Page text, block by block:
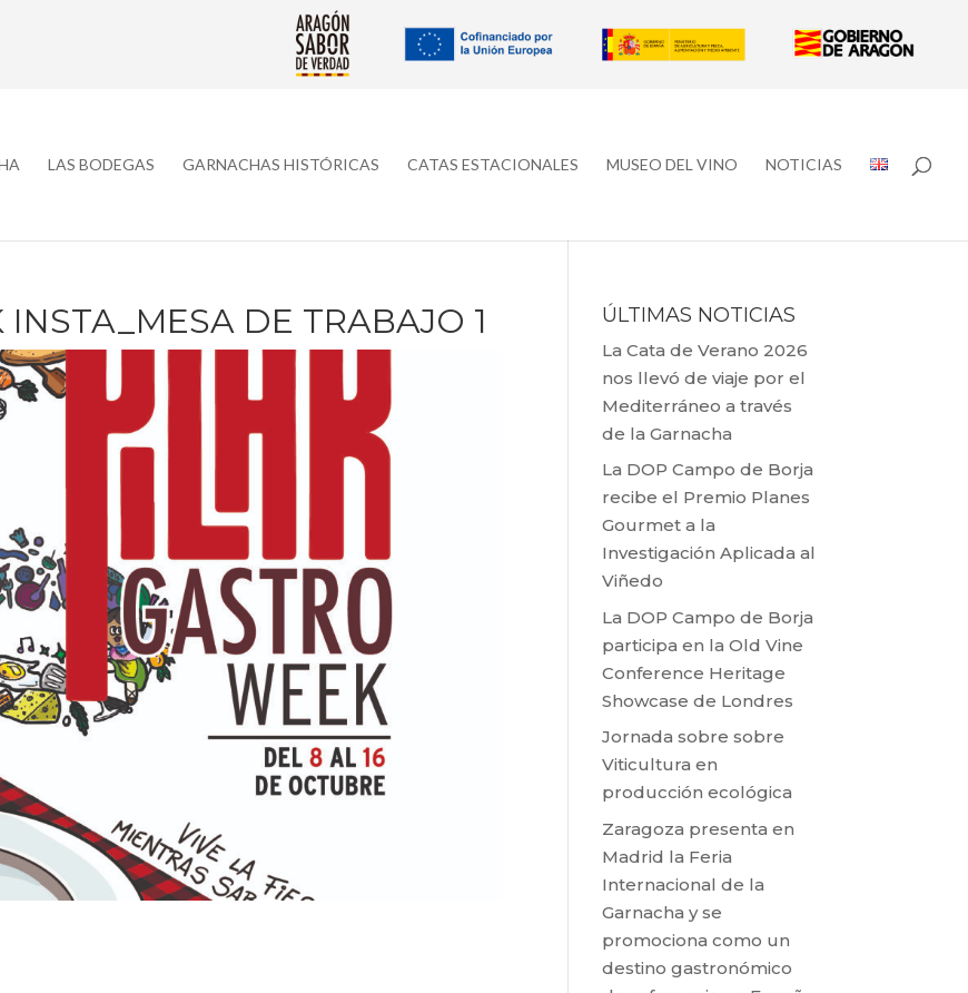
LAS BODEGAS GARNACHAS HISTÓRICAS CATAS ESTACIONALES MUSEO DEL VINO NOTICIAS
DE TRABAJO 1 ÚLTIMAS NOTICIAS
La Cata de Verano 2026
nos llevó de viaje por el
Mediterráneo a través
de la Garnacha
La DOP Campo de Borja
recibe el Premio Planes
Gourmet a la
Investigación Aplicada al
Viñedo
La DOP Campo de Borja
participa en la Old Vine
Conference Heritage
Showcase de Londres
Jornada sobre sobre
Viticultura en
producción ecológica
Zaragoza presenta en
Madrid la Feria
Internacional de la
Garnacha y se
promociona como un
destino gastronómico